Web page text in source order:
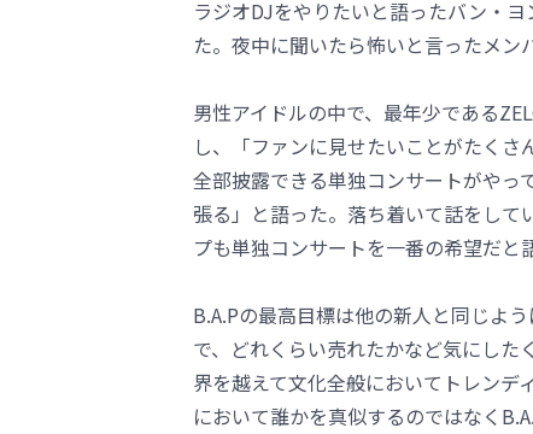
ラジオDJをやりたいと語ったバン・
た。夜中に聞いたら怖いと言ったメン
男性アイドルの中で、最年少である
し、「ファンに見せたいことがたく
全部披露できる単独コンサートがやっ
張る」と語った。落ち着いて話をして
プも単独コンサートを一番の希望だと
B.A.Pの最高目標は他の新人と同じよ
で、どれくらい売れたかなど気にし
界を越えて文化全般においてトレンデ
において誰かを真似するのではなく